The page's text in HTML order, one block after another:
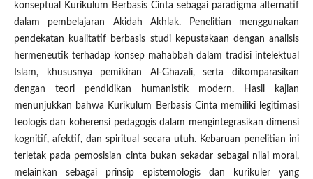
konseptual Kurikulum Berbasis Cinta sebagai paradigma alternatif
dalam pembelajaran Akidah Akhlak. Penelitian menggunakan
pendekatan kualitatif berbasis studi kepustakaan dengan analisis
hermeneutik terhadap konsep mahabbah dalam tradisi intelektual
Islam, khususnya pemikiran Al-Ghazali, serta dikomparasikan
dengan teori pendidikan humanistik modern. Hasil kajian
menunjukkan bahwa Kurikulum Berbasis Cinta memiliki legitimasi
teologis dan koherensi pedagogis dalam mengintegrasikan dimensi
kognitif, afektif, dan spiritual secara utuh. Kebaruan penelitian ini
terletak pada pemosisian cinta bukan sekadar sebagai nilai moral,
melainkan sebagai prinsip epistemologis dan kurikuler yang